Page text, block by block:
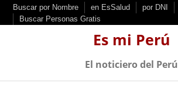
k
Buscar por Nombre en EsSalud por DNI
Buscar Personas Gratis
Es mi Perú
El noticiero del Perú